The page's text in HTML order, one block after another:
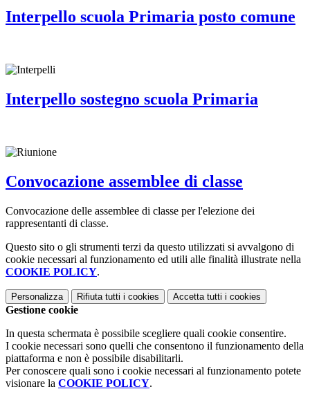
Interpello scuola Primaria posto comune
Interpello sostegno scuola Primaria
Convocazione assemblee di classe
Convocazione delle assemblee di classe per l'elezione dei
rappresentanti di classe.
Questo sito o gli strumenti terzi da questo utilizzati si avvalgono di
cookie necessari al funzionamento ed utili alle finalità illustrate nella
COOKIE POLICY.
Personalizza Rifiuta tutti i cookies Accetta tutti i cookies
Gestione cookie
In questa schermata è possibile scegliere quali cookie consentire.
I cookie necessari sono quelli che consentono il funzionamento della
piattaforma e non è possibile disabilitarli.
Per conoscere quali sono i cookie necessari al funzionamento potete
visionare la COOKIE POLICY.